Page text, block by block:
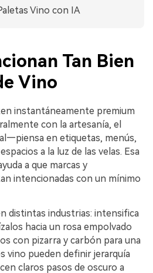
Vino con IA
Tan Bien
Vino
instantáneamente premium
con la artesanía, el
en etiquetas, menús,
a la luz de las velas. Esa
a que marcas y
intencionadas con un mínimo
distintas industrias: intensifica
hacia un rosa empolvado
con pizarra y carbón para una
vino pueden definir jerarquía
claros pasos de oscuro a